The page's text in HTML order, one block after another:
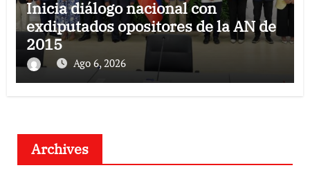
Inicia diálogo nacional con
exdiputados opositores de la AN de
2015
Ago 6, 2026
Archives